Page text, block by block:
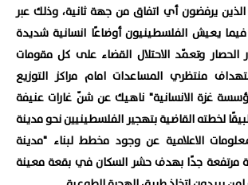
يرفضون أي اتفاق من جهة ثانية، وذلك عبر
يعيش الفلسطينيون أوضاعًا انسانية شديدة
الحصار وتعمّد الاحتلال القضاء على كل مقومات
منتظري المساعدات امام مراكز التوزيع
غزة الانسانية" ناهيك عن شنّ غارات عنيفة
لخطته القاضية بتهجير الفلسطينيين نحو مدينة
الاعلامية عن وجود مخطط لبناء "مدينة
مرتفعة جدًا بهدف حشر السكان في بقعة معينة